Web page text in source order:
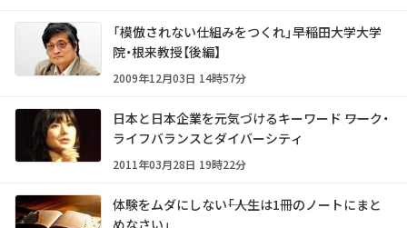
「模倣されない仕組みをつくれ」――早稲田大学大学
院・根来教授【後編】
2009年12月03日 14時57分
日本と日本企業を元気づけるキーワード ――ワーク・
ライフバランスとダイバーシティ
2011年03月28日 19時22分
体験をムダにしない――「人生は1冊のノートにまと
めなさい」